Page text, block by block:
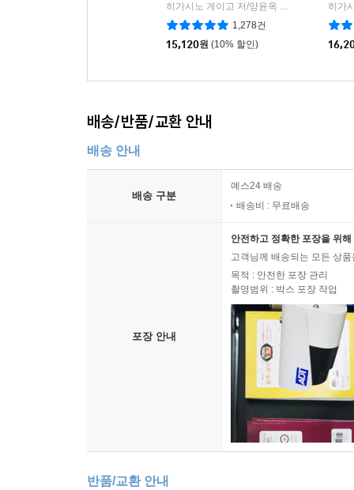
히가시노 게이고 저/양윤옥 역
현대문학
1,278건
15,120원 (10% 할인)
배송/반품/교환 안내
배송 안내
배송 구분
예스24 배송
배송비 : 무료배송
포장 안내
안전하고 정확한 포장을 위
고객님께 배송되는 모든 상
목적 : 안전한 포장 관리
촬영범위 : 박스 포장 작업
반품/교환 안내